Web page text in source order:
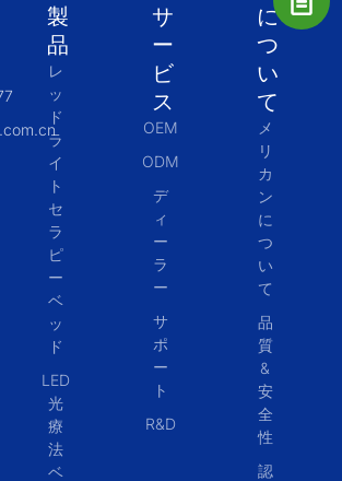
製
品
レ
ッ
ド
ラ
イ
ト
セ
ラ
ピ
ー
ベ
ッ
ド
LED
光
療
法
ベ
サ
ー
ビ
ス
OEM
ODM
デ
ィ
ー
ラ
ー
サ
ポ
ー
ト
R&D
に
つ
い
て
メ
リ
カ
ン
に
つ
い
て
品
質
&
安
全
性
認